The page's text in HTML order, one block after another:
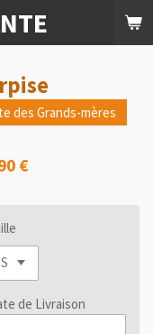
des Grands-mères
€
de Livraison